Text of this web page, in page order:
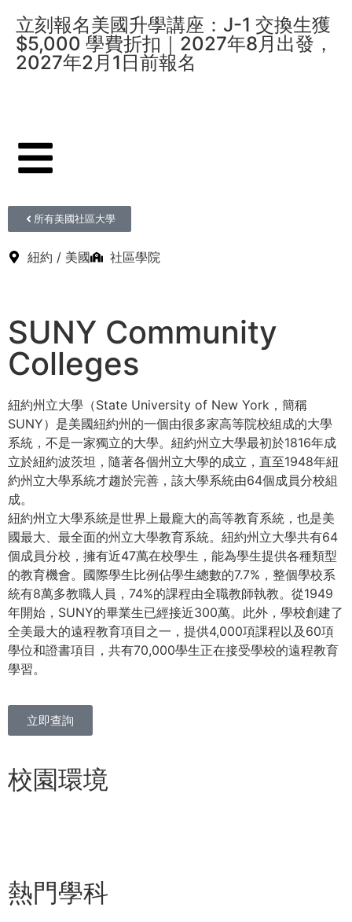
立刻報名美國升學講座：J-1 交換生獲
$5,000 學費折扣｜2027年8月出發，
2027年2月1日前報名
所有美國社區大學
紐約 / 美國 社區學院
SUNY Community
Colleges
紐約州立大學（State University of New York，簡稱
SUNY）是美國紐約州的一個由很多家高等院校組成的大學
系統，不是一家獨立的大學。紐約州立大學最初於1816年成
立於紐約波茨坦，隨著各個州立大學的成立，直至1948年紐
約州立大學系統才趨於完善，該大學系統由64個成員分校組
成。
紐約州立大學系統是世界上最龐大的高等教育系統，也是美
國最大、最全面的州立大學教育系統。紐約州立大學共有64
個成員分校，擁有近47萬在校學生，能為學生提供各種類型
的教育機會。國際學生比例佔學生總數的7.7%，整個學校系
統有8萬多教職人員，74%的課程由全職教師執教。從1949
年開始，SUNY的畢業生已經接近300萬。此外，學校創建了
全美最大的遠程教育項目之一，提供4,000項課程以及60項
學位和證書項目，共有70,000學生正在接受學校的遠程教育
學習。
立即查詢
校園環境
熱門學科